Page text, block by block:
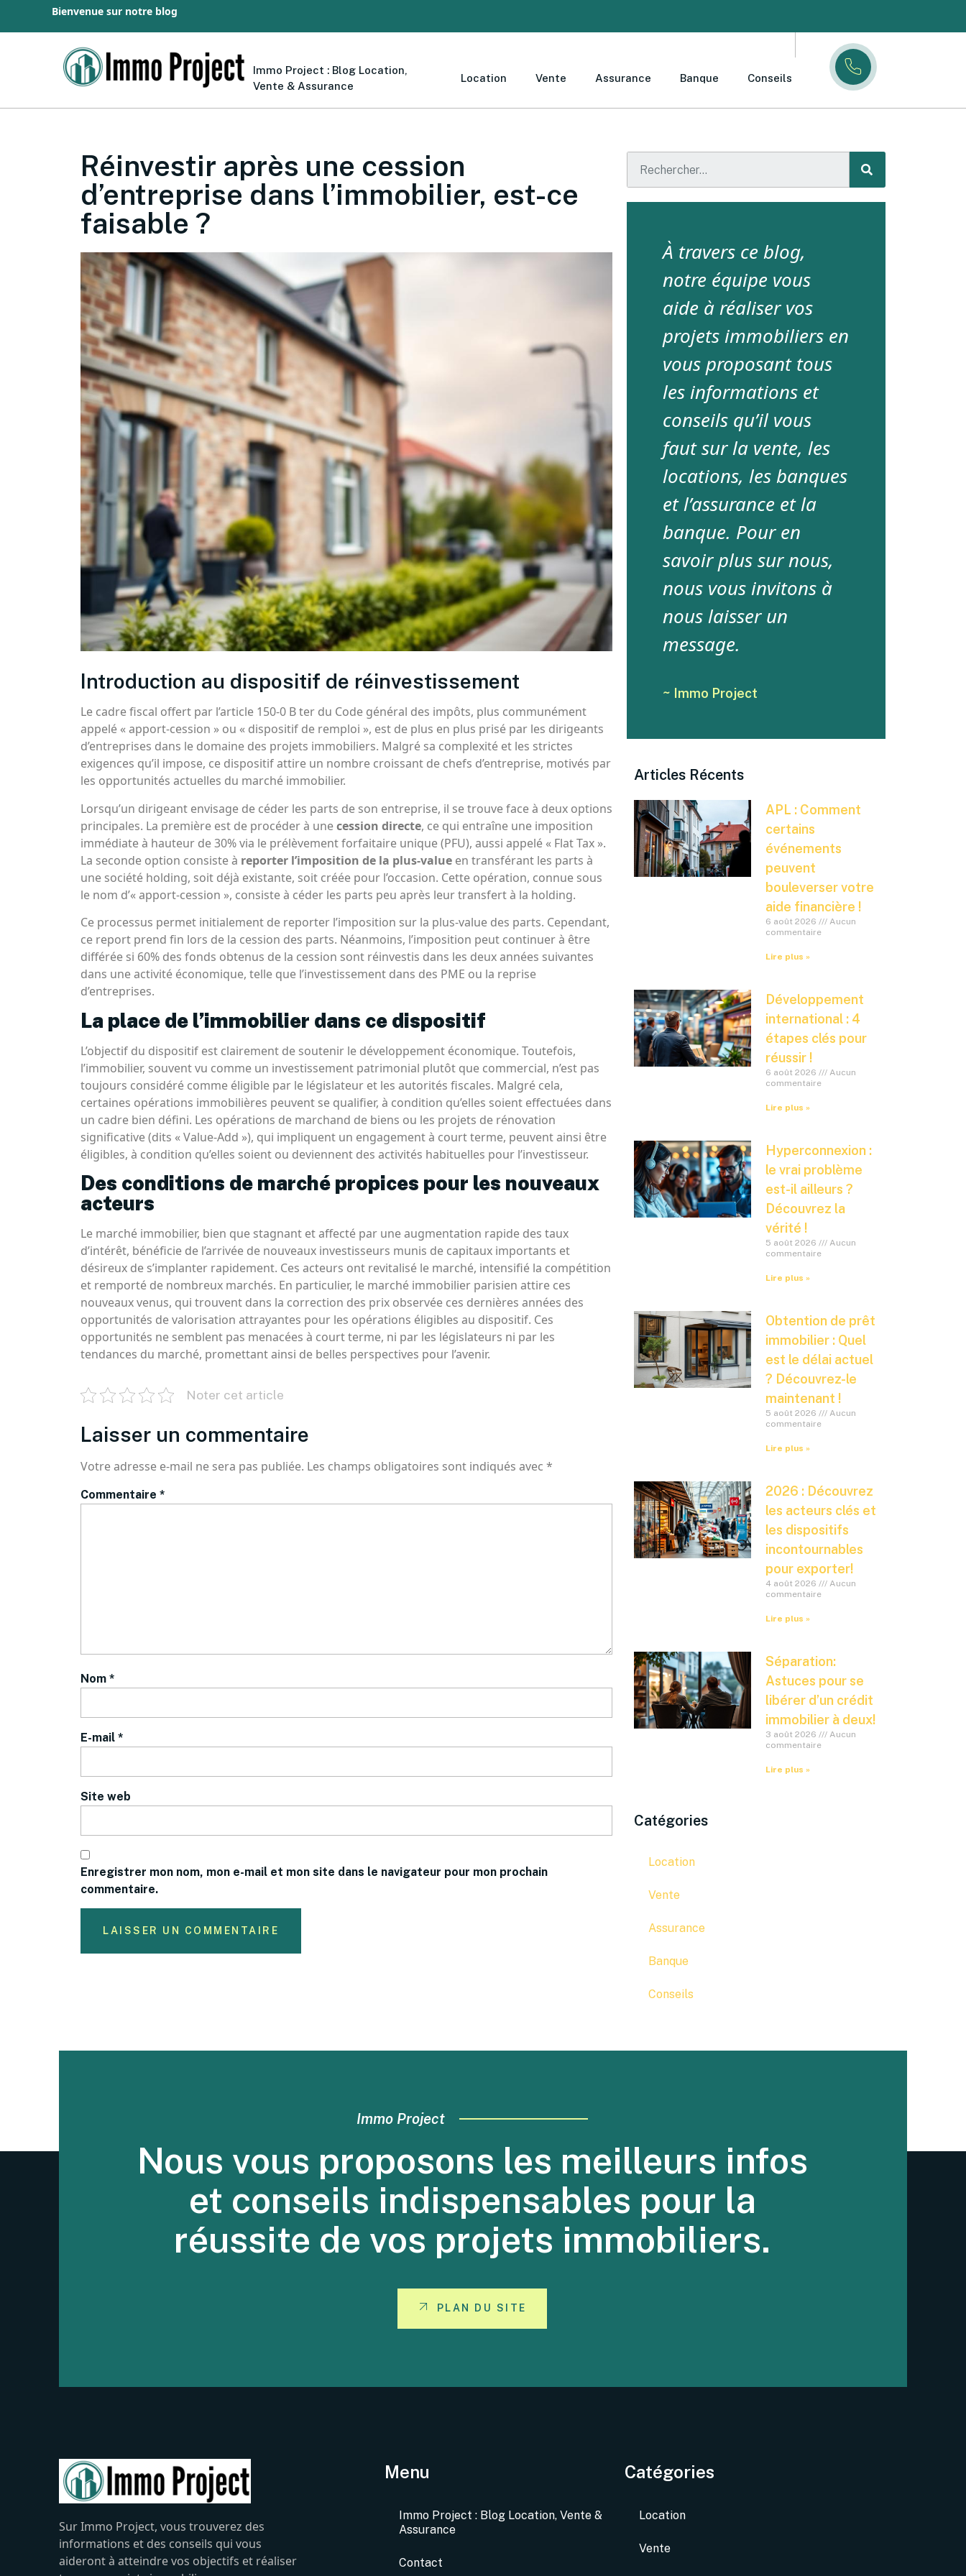
Bienvenue sur notre blog
Immo Project : Blog Location,
Vente & Assurance
Location Vente Assurance Banque Conseils
Réinvestir après une cession
d’entreprise dans l’immobilier, est-ce
faisable ?
Introduction au dispositif de réinvestissement
Le cadre fiscal offert par l’article 150-0 B ter du Code général des impôts, plus communément
appelé « apport-cession » ou « dispositif de remploi », est de plus en plus prisé par les dirigeants
d’entreprises dans le domaine des projets immobiliers. Malgré sa complexité et les strictes
exigences qu’il impose, ce dispositif attire un nombre croissant de chefs d’entreprise, motivés par
les opportunités actuelles du marché immobilier.
Lorsqu’un dirigeant envisage de céder les parts de son entreprise, il se trouve face à deux options
principales. La première est de procéder à unecession directe, ce qui entraîne une imposition
immédiate à hauteur de 30% via le prélèvement forfaitaire unique (PFU), aussi appelé « Flat Tax ».
La seconde option consiste à reporter l’imposition de la plus-value en transférant les parts à
une société holding, soit déjà existante, soit créée pour l’occasion. Cette opération, connue sous
le nom d’« apport-cession », consiste à céder les parts peu après leur transfert à la holding.
Ce processus permet initialement de reporter l’imposition sur la plus-value des parts. Cependant,
ce report prend fin lors de la cession des parts. Néanmoins, l’imposition peut continuer à être
différée si 60% des fonds obtenus de la cession sont réinvestis dans les deux années suivantes
dans une activité économique, telle que l’investissement dans des PME ou la reprise
d’entreprises.
La place de l’immobilier dans ce dispositif
L’objectif du dispositif est clairement de soutenir le développement économique. Toutefois,
l’immobilier, souvent vu comme un investissement patrimonial plutôt que commercial, n’est pas
toujours considéré comme éligible par le législateur et les autorités fiscales. Malgré cela,
certaines opérations immobilières peuvent se qualifier, à condition qu’elles soient effectuées dans
un cadre bien défini. Les opérations de marchand de biens ou les projets de rénovation
significative (dits « Value-Add »), qui impliquent un engagement à court terme, peuvent ainsi être
éligibles, à condition qu’elles soient ou deviennent des activités habituelles pour l’investisseur.
Des conditions de marché propices pour les nouveaux
acteurs
Le marché immobilier, bien que stagnant et affecté par une augmentation rapide des taux
d’intérêt, bénéficie de l’arrivée de nouveaux investisseurs munis de capitaux importants et
désireux de s’implanter rapidement. Ces acteurs ont revitalisé le marché, intensifié la compétition
et remporté de nombreux marchés. En particulier, le marché immobilier parisien attire ces
nouveaux venus, qui trouvent dans la correction des prix observée ces dernières années des
opportunités de valorisation attrayantes pour les opérations éligibles au dispositif. Ces
opportunités ne semblent pas menacées à court terme, ni par les législateurs ni par les
tendances du marché, promettant ainsi de belles perspectives pour l’avenir.
Noter cet article
Laisser un commentaire
Votre adresse e-mail ne sera pas publiée. Les champs obligatoires sont indiqués avec *
Commentaire *
Nom *
E-mail *
Site web
Enregistrer mon nom, mon e-mail et mon site dans le navigateur pour mon prochain
commentaire.
À travers ce blog,
notre équipe vous
aide à réaliser vos
projets immobiliers en
vous proposant tous
les informations et
conseils qu’il vous
faut sur la vente, les
locations, les banques
et l’assurance et la
banque. Pour en
savoir plus sur nous,
nous vous invitons à
nous laisser un
message.
~ Immo Project
Articles Récents
APL : Comment
certains
événements
peuvent
bouleverser votre
aide financière !
6 août 2026
Aucun
commentaire
Lire plus »
Développement
international : 4
étapes clés pour
réussir !
6 août 2026
Aucun
commentaire
Lire plus »
Hyperconnexion :
le vrai problème
est-il ailleurs ?
Découvrez la
vérité !
5 août 2026
Aucun
commentaire
Lire plus »
Obtention de prêt
immobilier : Quel
est le délai actuel
? Découvrez-le
maintenant !
5 août 2026
Aucun
commentaire
Lire plus »
2026 : Découvrez
les acteurs clés et
les dispositifs
incontournables
pour exporter!
4 août 2026
Aucun
commentaire
Lire plus »
Séparation:
Astuces pour se
libérer d’un crédit
immobilier à deux!
3 août 2026
Aucun
commentaire
Lire plus »
Catégories
Location
Vente
Assurance
Banque
Conseils
Immo Project
Nous vous proposons les meilleurs infos
et conseils indispensables pour la
réussite de vos projets immobiliers.
PLAN DU SITE
Sur Immo Project, vous trouverez des
informations et des conseils qui vous
aideront à atteindre vos objectifs et réaliser
Menu
Immo Project : Blog Location, Vente &
Assurance
Contact
Catégories
Location
Vente